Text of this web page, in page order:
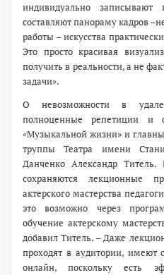
индивидуально
составляют панораму кадров
работы – искусства
Это просто красивая
получить в реальности, а не
задачи».
О невозможности в
полноценные репетиции и
«Музыкальной жизни» и
труппы Театра имени
Данченко Александр
сохраняются лекционные
актерского мастерства
это возможно через
обучение актерскому
добавил Титель. – Даже
проходят в аудитории, имеют
онлайн, поскольку есть